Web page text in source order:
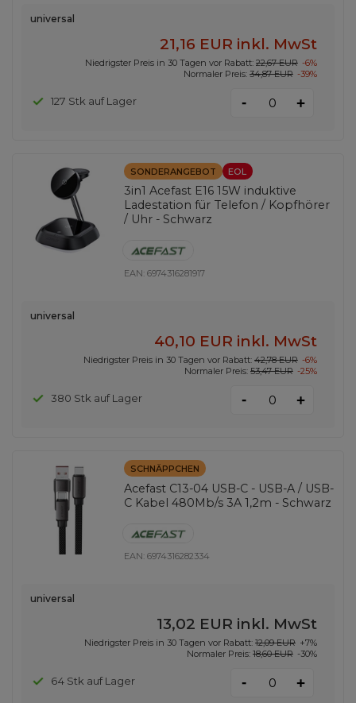
universal
21,16 EUR inkl. MwSt
Niedrigster Preis in 30 Tagen vor Rabatt: 22,67 EUR -6%
Normaler Preis: 34,87 EUR -39%
127 Stk auf Lager - +
SONDERANGEBOT EOL
3in1 Acefast E16 15W induktive
Ladestation für Telefon / Kopfhörer
/ Uhr - Schwarz
EAN:6974316281917
universal
40,10 EUR inkl. MwSt
Niedrigster Preis in 30 Tagen vor Rabatt: 42,78 EUR -6%
Normaler Preis: 53,47 EUR -25%
380 Stk auf Lager - +
SCHNÄPPCHEN
Acefast C13-04 USB-C - USB-A / USB-
C Kabel 480Mb/s 3A 1,2m - Schwarz
EAN:6974316282334
universal
13,02 EUR inkl. MwSt
Niedrigster Preis in 30 Tagen vor Rabatt: 12,09 EUR +7%
Normaler Preis: 18,60 EUR -30%
64 Stk auf Lager - +